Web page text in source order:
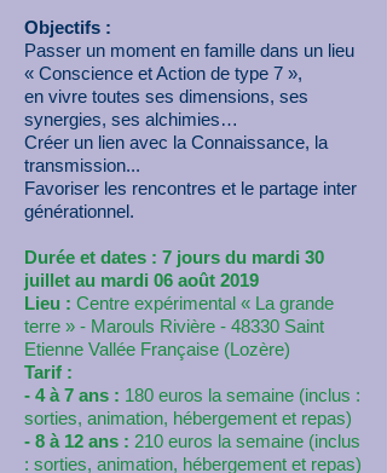
Objectifs :
Passer un moment en famille dans un lieu
« Conscience et Action de type 7 »,
en vivre toutes ses dimensions, ses
synergies, ses alchimies…
Créer un lien avec la Connaissance, la
transmission...
Favoriser les rencontres et le partage inter
générationnel.
Durée et dates : 7 jours du mardi 30
juillet au mardi 06 août 2019
Lieu : Centre expérimental « La grande
terre » - Marouls Rivière - 48330 Saint
Etienne Vallée Française (Lozère)
Tarif :
- 4 à 7 ans : 180 euros la semaine (inclus :
sorties, animation, hébergement et repas)
- 8 à 12 ans : 210 euros la semaine (inclus
: sorties, animation, hébergement et repas)